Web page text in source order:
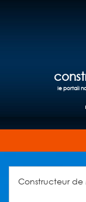
le portail
Constructeur de